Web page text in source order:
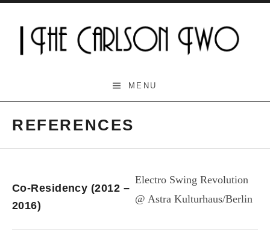
The Carlson Two
MENU
REFERENCES
Co-Residency (2012 –
2016)
Electro Swing Revolution
@ Astra Kulturhaus/Berlin